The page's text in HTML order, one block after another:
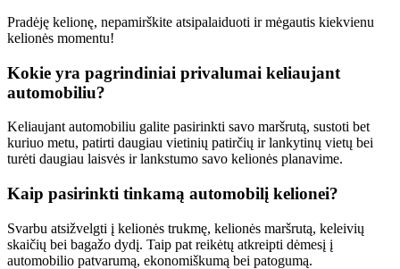
Pradėję kelionę, nepamirškite atsipalaiduoti ir mėgautis kiekvienu
kelionės momentu!
Kokie yra pagrindiniai privalumai keliaujant
automobiliu?
Keliaujant automobiliu galite pasirinkti savo maršrutą, sustoti bet
kuriuo metu, patirti daugiau vietinių patirčių ir lankytinų vietų bei
turėti daugiau laisvės ir lankstumo savo kelionės planavime.
Kaip pasirinkti tinkamą automobilį kelionei?
Svarbu atsižvelgti į kelionės trukmę, kelionės maršrutą, keleivių
skaičių bei bagažo dydį. Taip pat reikėtų atkreipti dėmesį į
automobilio patvarumą, ekonomiškumą bei patogumą.